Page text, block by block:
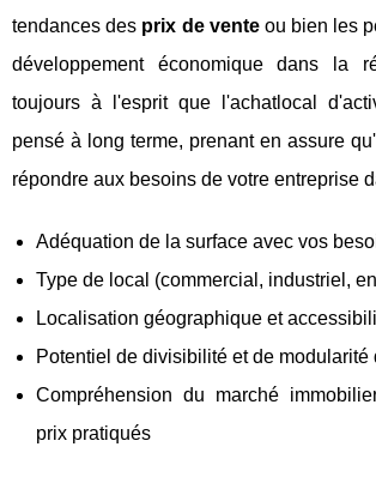
tendances des prix de venteou bien les
développement économique dans la
toujours à l'esprit que l'achatlocal
pensé à long terme, prenant en assure
répondre aux besoins de votre entreprise
Adéquation de la surface avec vos
Type de local (commercial, industriel,
Localisation géographique et
Potentiel de divisibilité et de modularité
Compréhension du marché
prix pratiqués